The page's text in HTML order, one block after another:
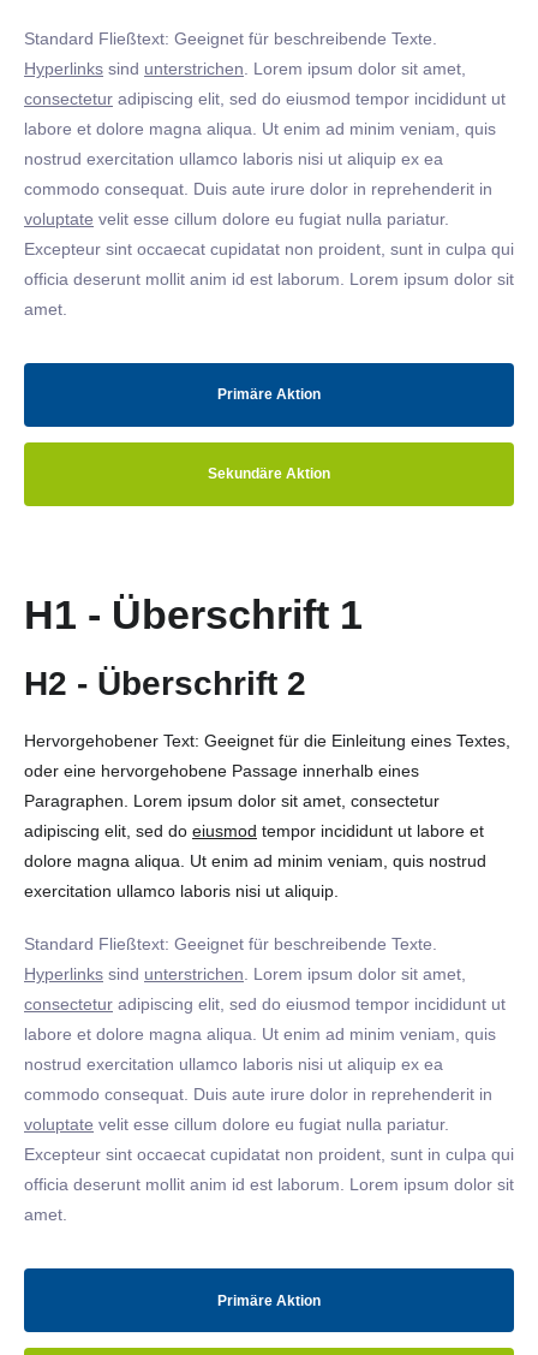
Standard Fließtext: Geeignet für beschreibende Texte.
Hyperlinks sind unterstrichen . Lorem ipsum dolor sit amet,
consectetur adipiscing elit, sed do eiusmod tempor incididunt ut
labore et dolore magna aliqua. Ut enim ad minim veniam, quis
nostrud exercitation ullamco laboris nisi ut aliquip ex ea
commodo consequat. Duis aute irure dolor in reprehenderit in
voluptate velit esse cillum dolore eu fugiat nulla pariatur.
Excepteur sint occaecat cupidatat non proident, sunt in culpa qui
officia deserunt mollit anim id est laborum. Lorem ipsum dolor sit
amet.
Primäre Aktion
Sekundäre Aktion
H1 - Überschrift 1
H2 - Überschrift 2
Hervorgehobener Text: Geeignet für die Einleitung eines Textes,
oder eine hervorgehobene Passage innerhalb eines
Paragraphen. Lorem ipsum dolor sit amet, consectetur
adipiscing elit, sed do eiusmod tempor incididunt ut labore et
dolore magna aliqua. Ut enim ad minim veniam, quis nostrud
exercitation ullamco laboris nisi ut aliquip.
Standard Fließtext: Geeignet für beschreibende Texte.
Hyperlinks sind unterstrichen . Lorem ipsum dolor sit amet,
consectetur adipiscing elit, sed do eiusmod tempor incididunt ut
labore et dolore magna aliqua. Ut enim ad minim veniam, quis
nostrud exercitation ullamco laboris nisi ut aliquip ex ea
commodo consequat. Duis aute irure dolor in reprehenderit in
voluptate velit esse cillum dolore eu fugiat nulla pariatur.
Excepteur sint occaecat cupidatat non proident, sunt in culpa qui
officia deserunt mollit anim id est laborum. Lorem ipsum dolor sit
amet.
Primäre Aktion